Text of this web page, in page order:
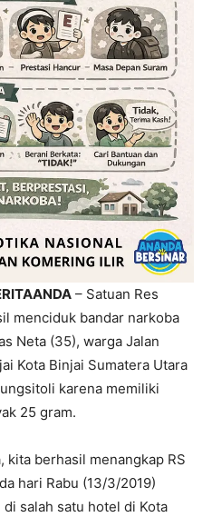
– Satuan Res
menciduk bandar narkoba
Neta (35), warga Jalan
Kota Binjai Sumatera Utara
karena memiliki
25 gram.
kita berhasil menangkap RS
hari Rabu (13/3/2019)
salah satu hotel di Kota